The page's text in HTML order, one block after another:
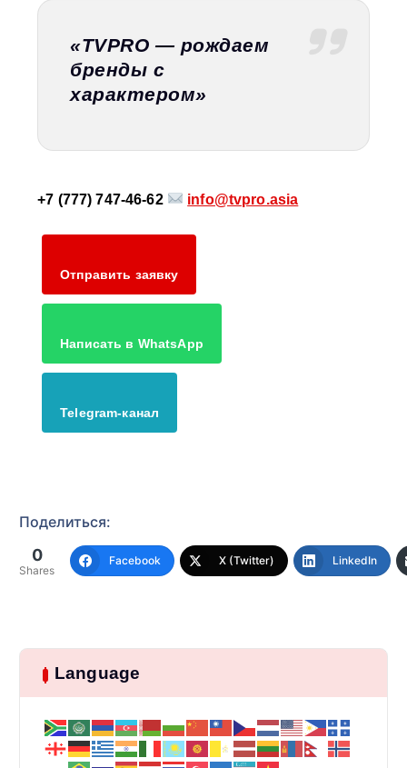
«TVPRO — рождаем
бренды с
характером»
+7 (777) 747-46-62 info@tvpro.asia
Отправить заявку
Написать в WhatsApp
Telegram-канал
Поделиться:
0
Shares
Facebook X (Twitter) LinkedIn
Language